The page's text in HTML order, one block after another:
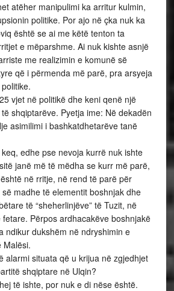
atëher manipulimi ka arritur kulmin,
politike. Por ajo në çka nuk ka
është se ai me këtë tenton ta
e mëparshme. Ai nuk kishte asnjë
me realizimin e komunë së
që i përmenda më parë, pra arsyeja
vjet në politikë dhe keni qenë një
shqiptarëve. Pyetja ime: Në dekadën
asimilimi i bashkatdhetarëve tanë
edhe pse nevoja kurrë nuk ishte
janë më të mëdha se kurr më parë,
në rritje, në rend të parë për
madhe të elementit boshnjak dhe
të “sheherlinjëve” të Tuzit, në
Përpos ardhacakëve boshnjakë
ndikur dukshëm në ndryshimin e
Malësi.
alarmi situata që u krijua në zgjedhjet
shqiptare në Ulqin?
të ishte, por nuk e di nëse është.